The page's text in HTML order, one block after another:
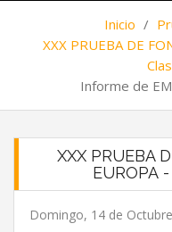
Inicio /
XXX PRUEBA DE
Informe de
XXX PRUEBA
EUROPA
Domingo, 14 de